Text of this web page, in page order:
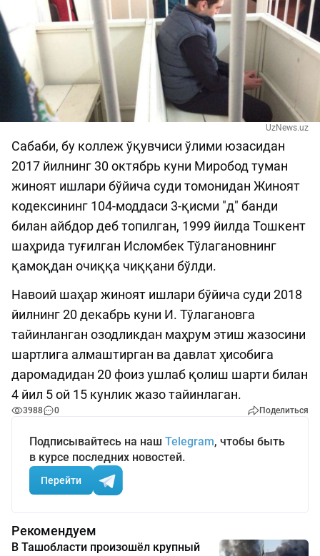
UzNews.uz
Сабаби, бу коллеж ўқувчиси ўлими юзасидан
2017 йилнинг 30 октябрь куни Миробод туман
жиноят ишлари бўйича суди томонидан Жиноят
кодексининг 104-моддаси 3-қисми "д" банди
билан айбдор деб топилган, 1999 йилда Тошкент
шаҳрида туғилган Исломбек Тўлагановнинг
қамоқдан очиққа чиққани бўлди.
Навоий шаҳар жиноят ишлари бўйича суди 2018
йилнинг 20 декабрь куни И. Тўлагановга
тайинланган озодликдан маҳрум этиш жазосини
шартлига алмаштирган ва давлат ҳисобига
даромадидан 20 фоиз ушлаб қолиш шарти билан
4 йил 5 ой 15 кунлик жазо тайинлаган.
3988 0 Поделиться
Подписывайтесь на наш Telegram, чтобы быть
в курсе последних новостей.
Перейти
Рекомендуем
В Ташобласти произошёл крупный